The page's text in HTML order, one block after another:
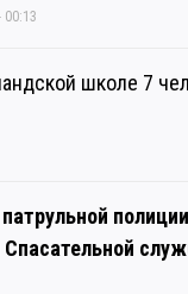
00:13
школе 7
полиции